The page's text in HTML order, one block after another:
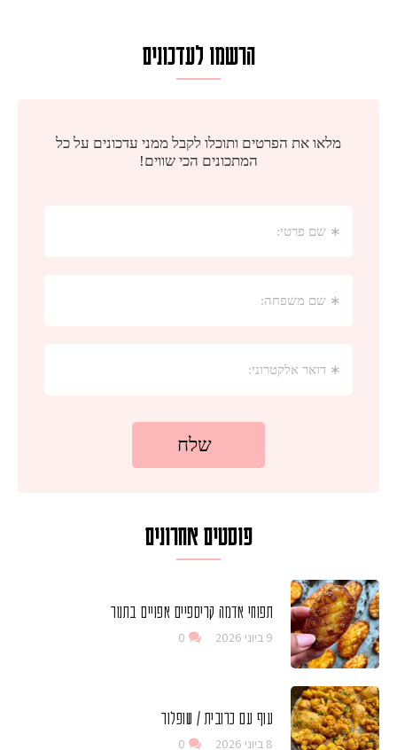
הרשמו לעדכונים
פוסטים אחרונים
תפוחי אדמה קריספיים אפויים בתנור
9 ביוני 2026 0
עוף עם כרובית / שופלור
8 ביוני 2026 0